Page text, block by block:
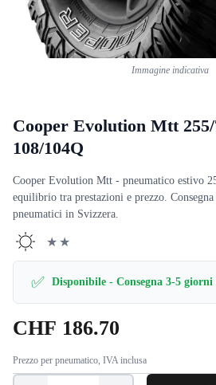
Immagine indicativa
Cooper Evolution Mtt
108/104Q
Cooper Evolution Mtt - pneumatico estivo
equilibrio tra prestazioni e prezzo.
pneumatici in Svizzera.
★★
✅ Disponibile - Consegna 3-5
CHF 186.70
Prezzo per pneumatico, IVA inclusa